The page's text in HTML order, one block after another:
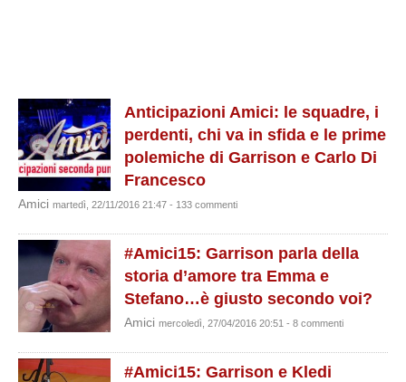
Anticipazioni Amici: le squadre, i
perdenti, chi va in sfida e le prime
polemiche di Garrison e Carlo Di
Francesco
Amici martedì, 22/11/2016 21:47 - 133 commenti
#Amici15: Garrison parla della
storia d’amore tra Emma e
Stefano…è giusto secondo voi?
Amici mercoledì, 27/04/2016 20:51 - 8 commenti
#Amici15: Garrison e Kledi